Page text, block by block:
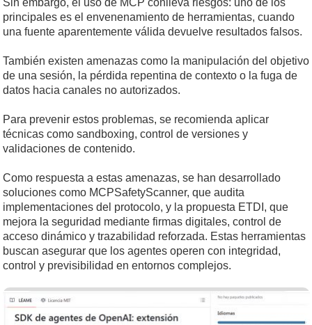
Sin embargo, el uso de MCP conlleva riesgos: uno de los
principales es el envenenamiento de herramientas, cuando
una fuente aparentemente válida devuelve resultados falsos.
También existen amenazas como la manipulación del objetivo
de una sesión, la pérdida repentina de contexto o la fuga de
datos hacia canales no autorizados.
Para prevenir estos problemas, se recomienda aplicar
técnicas como sandboxing, control de versiones y
validaciones de contenido.
Como respuesta a estas amenazas, se han desarrollado
soluciones como MCPSafetyScanner, que audita
implementaciones del protocolo, y la propuesta ETDI, que
mejora la seguridad mediante firmas digitales, control de
acceso dinámico y trazabilidad reforzada. Estas herramientas
buscan asegurar que los agentes operen con integridad,
control y previsibilidad en entornos complejos.